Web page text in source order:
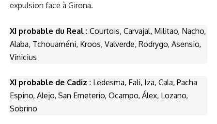
expulsion face à Girona.
XI probable du Real : Courtois, Carvajal, Militao, Nacho,
Alaba, Tchouaméni, Kroos, Valverde, Rodrygo, Asensio,
Vinicius
XI probable de Cadiz : Ledesma, Fali, Iza, Cala, Pacha
Espino, Alejo, San Emeterio, Ocampo, Álex, Lozano,
Sobrino